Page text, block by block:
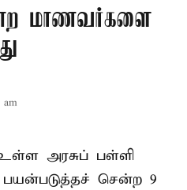
மாணவர்களை
am
உள்ள அரசுப் பள்ளி
சென்ற 9